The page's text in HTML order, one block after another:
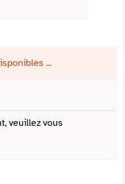
...
veuillez vous